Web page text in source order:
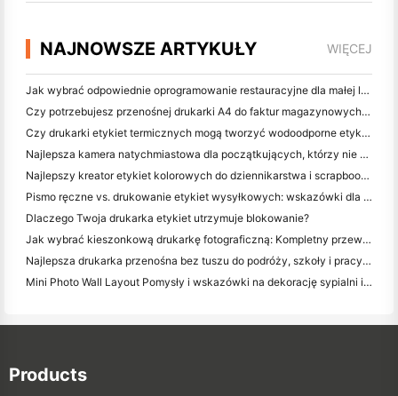
NAJNOWSZE ARTYKUŁY WIĘCEJ
Jak wybrać odpowiednie oprogramowanie restauracyjne dla małej lub średniej restauracji
Czy potrzebujesz przenośnej drukarki A4 do faktur magazynowych? Co naprawdę działa
Czy drukarki etykiet termicznych mogą tworzyć wodoodporne etykiety dla produktów małych firm?
Najlepsza kamera natychmiastowa dla początkujących, którzy nie chcą marnować papieru
Najlepszy kreator etykiet kolorowych do dziennikarstwa i scrapbooking: dodaj więcej kolorów do każdej strony
Pismo ręczne vs. drukowanie etykiet wysyłkowych: wskazówki dla małych firm w 2026 roku
Dlaczego Twoja drukarka etykiet utrzymuje blokowanie?
Jak wybrać kieszonkową drukarkę fotograficzną: Kompletny przewodnik dla użytkowników dziennikarstwa, podróży i iPhone'a
Najlepsza drukarka przenośna bez tuszu do podróży, szkoły i pracy mobilnej: Hanin MT620 Pro Review
Mini Photo Wall Layout Pomysły i wskazówki na dekorację sypialni i dormitorium
Products